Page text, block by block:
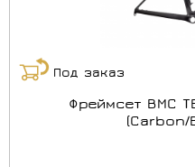
Под заказ
Фреймсет BMC
(Carbon/